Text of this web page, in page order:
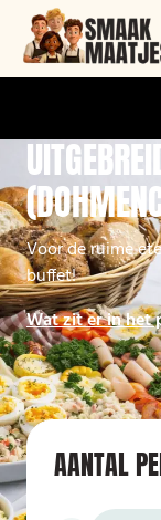
Voor de ruime
buffet!
Wat zit er in het
AANTAL